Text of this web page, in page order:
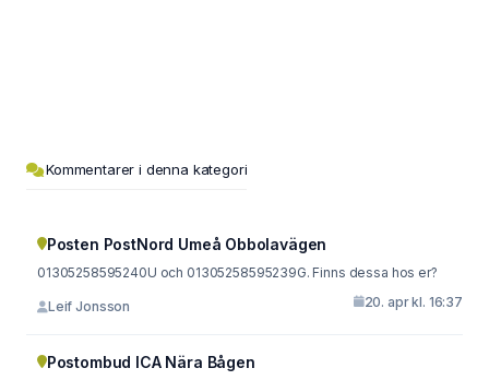
Kommentarer i denna kategori
Posten PostNord Umeå Obbolavägen
01305258595240U och 01305258595239G. Finns dessa hos er?
Leif Jonsson 20. apr kl. 16:37
Postombud ICA Nära Bågen